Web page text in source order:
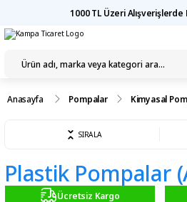
1000 TL Üzeri
Anasayfa Pompalar Kimyasal
SIRALA
Plastik Pompalar
Ücretsiz Kargo